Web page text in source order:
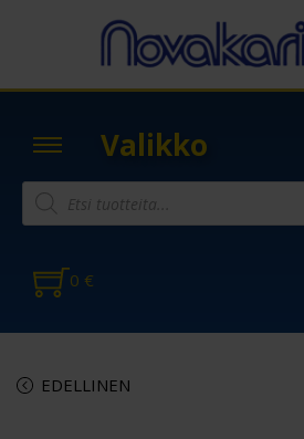
Valikko
0 €
EDELLINEN